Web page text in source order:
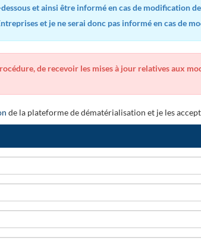
et ainsi être informé en cas de modification
et je ne serai donc pas informé en cas de
de recevoir les mises à jour relatives aux
de la plateforme de dématérialisation et je les